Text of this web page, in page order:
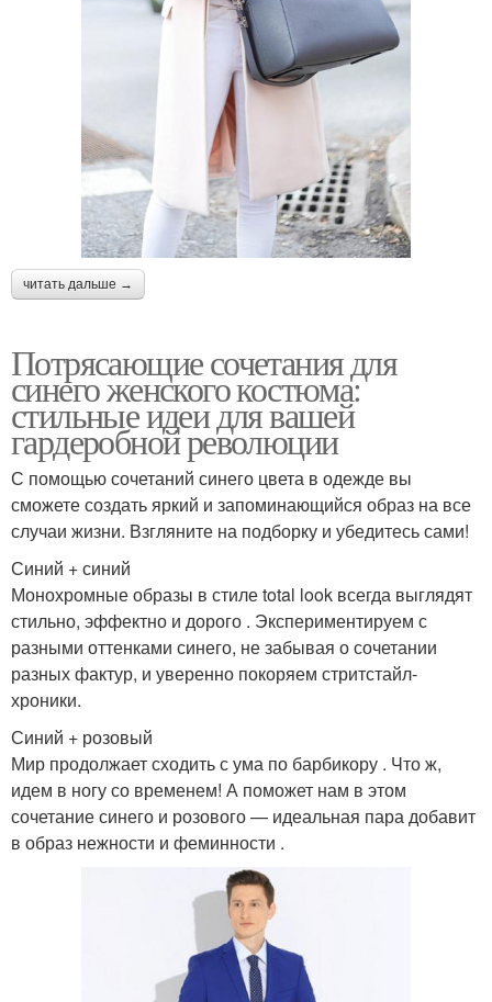
читать дальше →
Потрясающие сочетания для
синего женского костюма:
стильные идеи для вашей
гардеробной революции
С помощью сочетаний синего цвета в одежде вы
сможете создать яркий и запоминающийся образ на все
случаи жизни. Взгляните на подборку и убедитесь сами!
Синий + синий
Монохромные образы в стиле total look всегда выглядят
стильно, эффектно и дорого . Экспериментируем с
разными оттенками синего, не забывая о сочетании
разных фактур, и уверенно покоряем стритстайл-
хроники.
Синий + розовый
Мир продолжает сходить с ума по барбикору . Что ж,
идем в ногу со временем! А поможет нам в этом
сочетание синего и розового — идеальная пара добавит
в образ нежности и феминности .